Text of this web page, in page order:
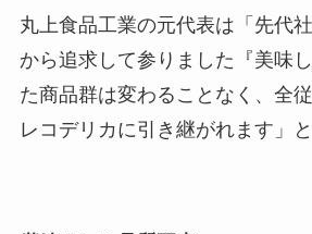
丸上食品工業の元代表は「先代
から追求して参りました『美味
た商品群は変わることなく、全
レコデリカに引き継がれます」